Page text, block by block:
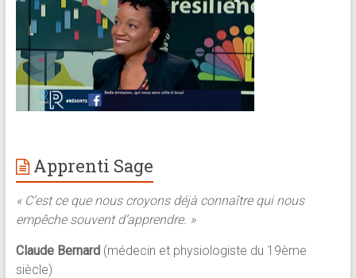
Apprenti Sage
« C’est ce que nous croyons déjà connaître qui nous
empêche souvent d’apprendre. »
Claude Bernard (médecin et physiologiste du 19ème
siècle)